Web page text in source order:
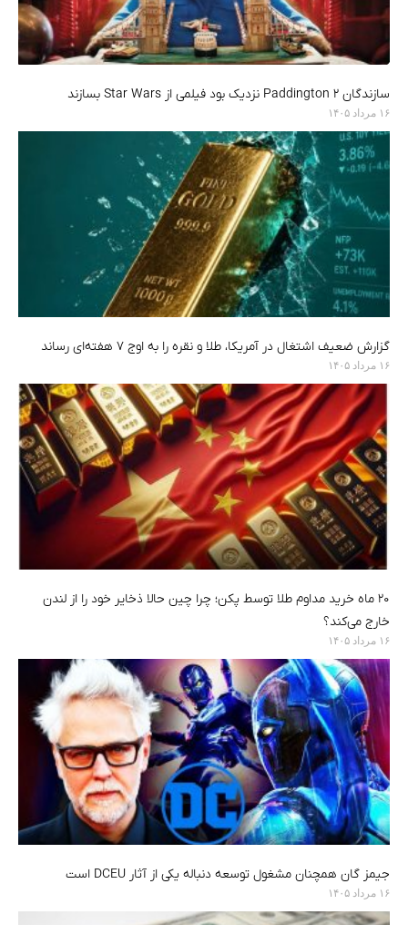
سازندگان Paddington 2 نزدیک بود فیلمی از Star Wars بسازند
۱۶ مرداد ۱۴۰۵
گزارش ضعیف اشتغال در آمریکا، طلا و نقره را به اوج ۷ هفته‌ای رساند
۱۶ مرداد ۱۴۰۵
۲۰ ماه خرید مداوم طلا توسط پکن؛ چرا چین حالا ذخایر خود را از لندن
خارج می‌کند؟
۱۶ مرداد ۱۴۰۵
جیمز گان همچنان مشغول توسعه دنباله یکی از آثار DCEU است
۱۶ مرداد ۱۴۰۵